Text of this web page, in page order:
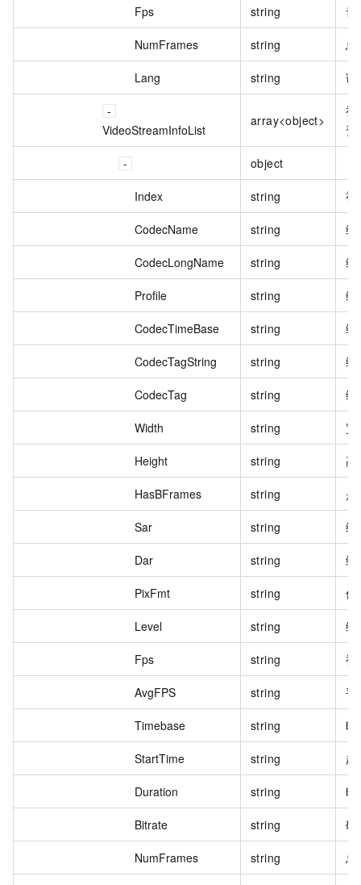
Fps string 音
NumFrames string 总
Lang string 语
VideoStreamInfoList
array<object>
视
资
object
Index string 视
CodecName string 编
CodecLongName string 编
Profile string 编
CodecTimeBase string 编
CodecTagString string 编
CodecTag string 编
Width string 宽
Height string 高
HasBFrames string 是
Sar string 编
Dar string 编
PixFmt string 像
Level string 编
Fps string 视
AvgFPS string 平
Timebase string 时
StartTime string 起
Duration string 时
Bitrate string 码
NumFrames string 总